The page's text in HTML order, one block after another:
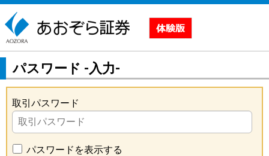
パスワード -入力-
取引パスワード
パスワードを表示する